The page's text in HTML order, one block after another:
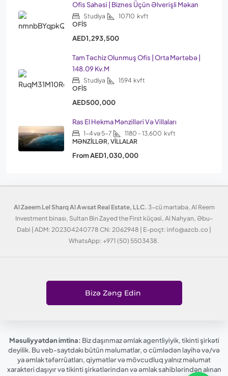
Ofis Sahəsi | Biznes Üçün Əlverişli Məkan
Studiya 10710 kvft
OFIS
AED1,293,500
Tam Təchiz Olunmuş Ofis | Orta Mərtəbə |
148.09 Kv.m
Studiya 1594 kvft
OFIS
AED500,000
Ras El Hekma Mənzilləri Və Villaları
1-4 və 5-7 1180 - 13,600 kvft
MƏNZILLƏR, VILLALAR
FromAED1,030,000
Al Zaeem Lel Sharq Al Awsat Real Estate, LLC. 3-cü mərtəbə, Al Reem
Investment binası, Sultan Bin Zayed the First küçəsi, Al Nahyan, Əbu-
Dabi | ADM: 202304240778 CN: 2062948 | E-poçt: info@azcb.co |
WhatsApp: +971 (50) 5503438.
Bizə Zəng Edin
Məsuliyyətdən imtina: Biz daşınmaz əmlak agentliyiyik, tikinti şirkəti
deyilik. Bu veb-saytdakı bütün məlumatlar, o cümlədən layihə və/və
ya əmlak təfərrüatları, qiymətlər və mövcudluq yalnız məlumat
xarakteri daşıyır və tikinti şirkətlərindən və əmlak sahiblərindən alınan